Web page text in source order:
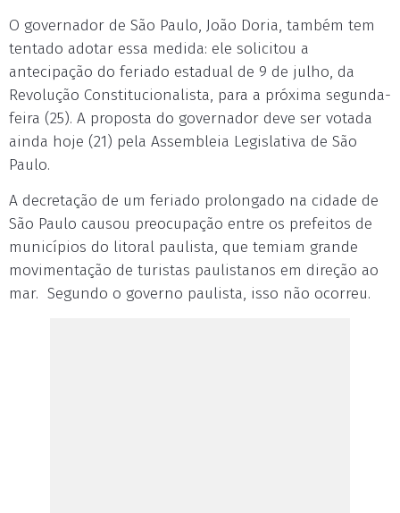
O governador de São Paulo, João Doria, também tem
tentado adotar essa medida: ele solicitou a
antecipação do feriado estadual de 9 de julho, da
Revolução Constitucionalista, para a próxima segunda-
feira (25). A proposta do governador deve ser votada
ainda hoje (21) pela Assembleia Legislativa de São
Paulo.
A decretação de um feriado prolongado na cidade de
São Paulo causou preocupação entre os prefeitos de
municípios do litoral paulista, que temiam grande
movimentação de turistas paulistanos em direção ao
mar. Segundo o governo paulista, isso não ocorreu.